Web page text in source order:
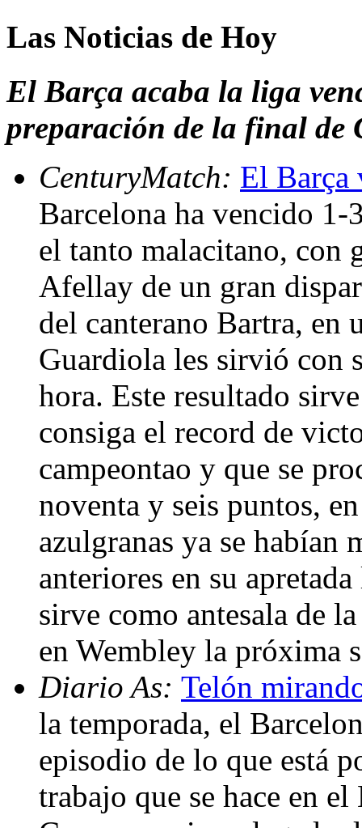
Las Noticias de Hoy
El Barça acaba la liga
preparación de la final de
CenturyMatch: El Barça
Barcelona ha vencido 1-
el tanto malacitano, con
Afellay de un gran
del canterano Bartra, en
Guardiola les sirvió con
hora. Este resultado
consiga el record de
campeontao y que se
noventa y seis puntos,
azulgranas ya se habían
anteriores en su
sirve como antesala de
en Wembley la próxima
Diario As: Telón
la temporada, el
episodio de lo que está
trabajo que se hace en